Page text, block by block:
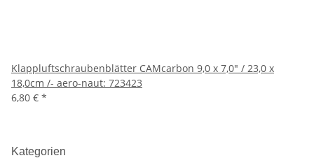
Klappluftschraubenblätter CAMcarbon 9,0 x 7,0" / 23,0 x
18,0cm /- aero-naut: 723423
6,80 € *
Kategorien